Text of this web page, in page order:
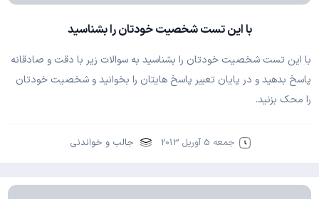
با این تست شخصیت خودتان را بشناسید
با این تست شخصیت خودتان را بشناسید به سوالات زیر با دقت و صادقانه
پاسخ بدهید و در پایان تعبیر پاسخ هایتان را بخوانید و شخصیت خودتان
را محک بزنید.
جمعه 5 آوریل 2013 جالب و خواندنی